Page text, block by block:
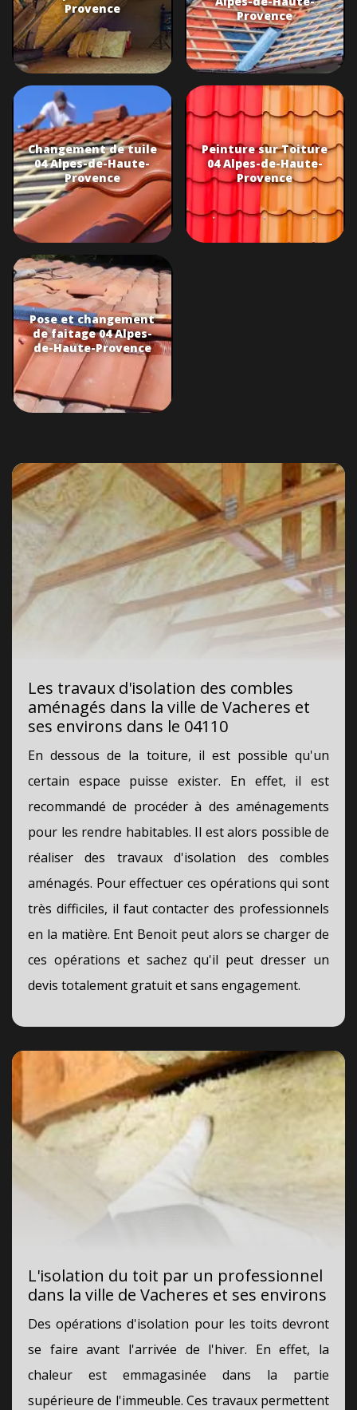
Provence
Provence
Changement de tuile
04 Alpes-de-Haute-
Provence
Peinture sur Toiture
04 Alpes-de-Haute-
Provence
Pose et changement
de faitage 04 Alpes-
de-Haute-Provence
Les travaux d'isolation des combles
aménagés dans la ville de Vacheres et
ses environs dans le 04110
En dessous de la toiture, il est possible qu'un
certain espace puisse exister. En effet, il est
recommandé de procéder à des aménagements
pour les rendre habitables. Il est alors possible de
réaliser des travaux d'isolation des combles
aménagés. Pour effectuer ces opérations qui sont
très difficiles, il faut contacter des professionnels
en la matière. Ent Benoit peut alors se charger de
ces opérations et sachez qu'il peut dresser un
devis totalement gratuit et sans engagement.
L'isolation du toit par un professionnel
dans la ville de Vacheres et ses environs
Des opérations d'isolation pour les toits devront
se faire avant l'arrivée de l'hiver. En effet, la
chaleur est emmagasinée dans la partie
supérieure de l'immeuble. Ces travaux permettent